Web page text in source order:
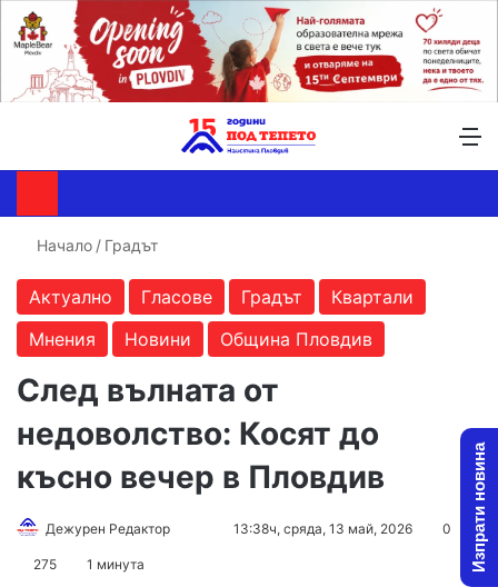
Начало / Градът
Актуално Гласове Градът
Квартали
Мнения
Новини Община Пловдив
След вълната от
недоволство: Косят до
късно вечер в Пловдив
Дежурен Редактор
Send13:38ч, сряда, 13 май, 2026 0
275 1 минута Изпрати новина